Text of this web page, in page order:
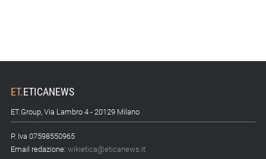
ET.ETICANEWS
ET.Group, Via Lambro 4 - 20129 Milano
P. Iva 07598550965
Email redazione: wikietica@eticanews.it